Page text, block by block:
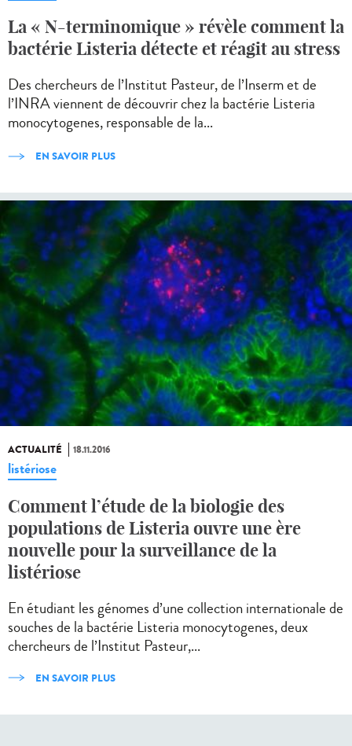
La « N-terminomique » révèle comment la
bactérie Listeria détecte et réagit au stress
Des chercheurs de l’Institut Pasteur, de l’Inserm et de
l’INRA viennent de découvrir chez la bactérie Listeria
monocytogenes, responsable de la...
EN SAVOIR PLUS
ACTUALITÉ 18.11.2016
listériose
Comment l’étude de la biologie des
populations de Listeria ouvre une ère
nouvelle pour la surveillance de la
listériose
En étudiant les génomes d’une collection internationale de
souches de la bactérie Listeria monocytogenes, deux
chercheurs de l’Institut Pasteur,...
EN SAVOIR PLUS